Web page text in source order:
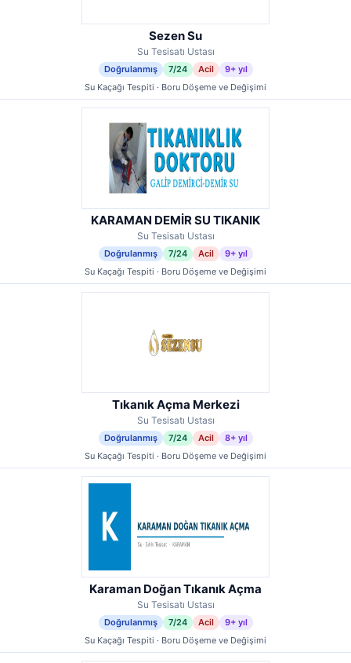
Sezen Su
Su Tesisatı Ustası
Doğrulanmış 7/24 Acil
9+ yıl
Su Kaçağı Tespiti · Boru Döşeme ve Değişimi
KARAMAN DEMİR SU TIKANIK
Su Tesisatı Ustası
Doğrulanmış 7/24 Acil
9+ yıl
Su Kaçağı Tespiti · Boru Döşeme ve Değişimi
Tıkanık Açma Merkezi
Su Tesisatı Ustası
Doğrulanmış 7/24 Acil
8+ yıl
Su Kaçağı Tespiti · Boru Döşeme ve Değişimi
Karaman Doğan Tıkanık Açma
Su Tesisatı Ustası
Doğrulanmış 7/24 Acil
9+ yıl
Su Kaçağı Tespiti · Boru Döşeme ve Değişimi